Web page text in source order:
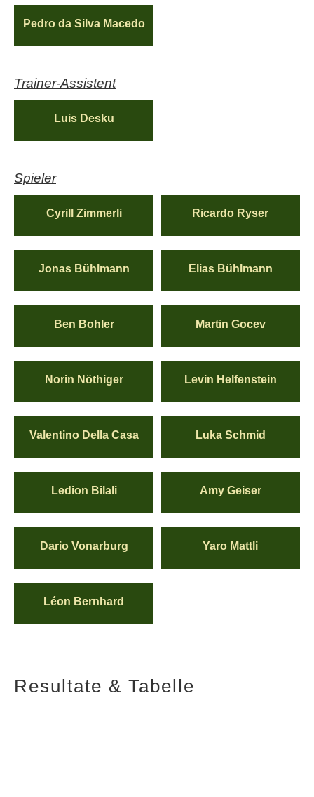
Pedro da Silva Macedo
Trainer-Assistent
Luis Desku
Spieler
Cyrill Zimmerli Ricardo Ryser
Jonas Bühlmann Elias Bühlmann
Ben Bohler Martin Gocev
Norin Nöthiger Levin Helfenstein
Valentino Della Casa Luka Schmid
Ledion Bilali Amy Geiser
Dario Vonarburg Yaro Mattli
Léon Bernhard
Resultate & Tabelle